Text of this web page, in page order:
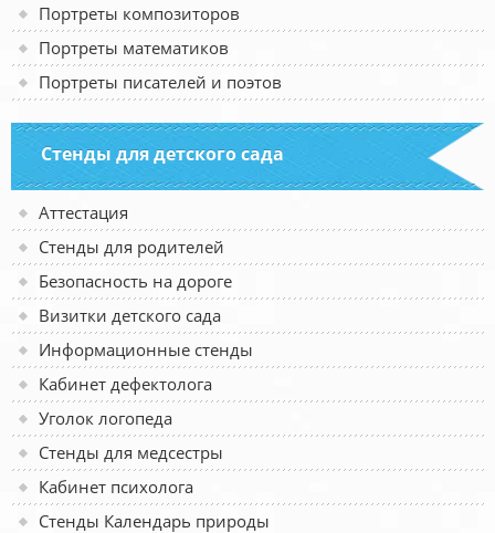
Портреты композиторов
Портреты математиков
Портреты писателей и поэтов
Стенды для детского сада
Аттестация
Стенды для родителей
Безопасность на дороге
Визитки детского сада
Информационные стенды
Кабинет дефектолога
Уголок логопеда
Стенды для медсестры
Кабинет психолога
Стенды Календарь природы